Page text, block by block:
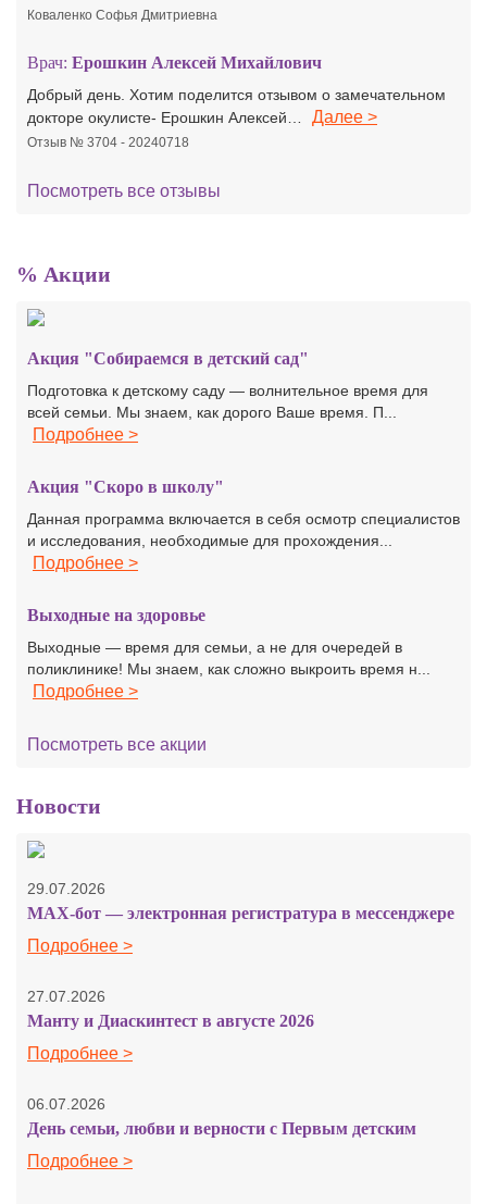
Коваленко Софья Дмитриевна
Врач: Ерошкин Алексей Михайлович
Добрый день. Хотим поделится отзывом о замечательном
докторе окулисте- Ерошкин Алексей…
Далее >
Отзыв № 3704 - 20240718
Посмотреть все отзывы
% Акции
Акция "Собираемся в детский сад"
Подготовка к детскому саду — волнительное время для
всей семьи. Мы знаем, как дорого Ваше время. П...
Подробнее >
Акция "Скоро в школу"
Данная программа включается в себя осмотр специалистов
и исследования, необходимые для прохождения...
Подробнее >
Выходные на здоровье
Выходные — время для семьи, а не для очередей в
поликлинике! Мы знаем, как сложно выкроить время н...
Подробнее >
Посмотреть все акции
Новости
29.07.2026
MAX-бот — электронная регистратура в мессенджере
Подробнее >
27.07.2026
Манту и Диаскинтест в августе 2026
Подробнее >
06.07.2026
День семьи, любви и верности с Первым детским
Подробнее >